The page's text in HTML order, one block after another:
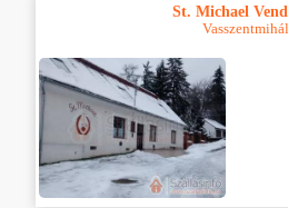
St. Michael